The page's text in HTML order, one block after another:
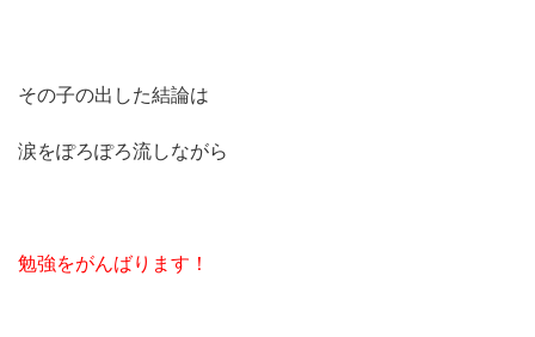
その子の出した結論は
涙をぽろぽろ流しながら
勉強をがんばります！